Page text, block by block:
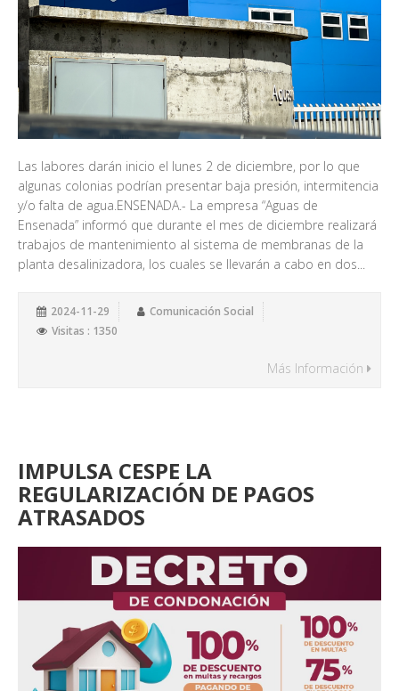
Las labores darán inicio el lunes 2 de diciembre, por lo que
algunas colonias podrían presentar baja presión, intermitencia
y/o falta de agua.ENSENADA.- La empresa “Aguas de
Ensenada” informó que durante el mes de diciembre realizará
trabajos de mantenimiento al sistema de membranas de la
planta desalinizadora, los cuales se llevarán a cabo en dos...
2024-11-29
Comunicación Social
Visitas : 1350
Más Información
IMPULSA CESPE LA
REGULARIZACIÓN DE PAGOS
ATRASADOS